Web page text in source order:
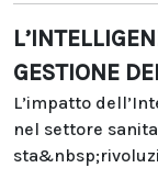
GESTIONE
L’impatto
nel settore